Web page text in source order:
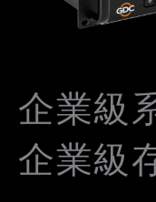
企業級
企業級